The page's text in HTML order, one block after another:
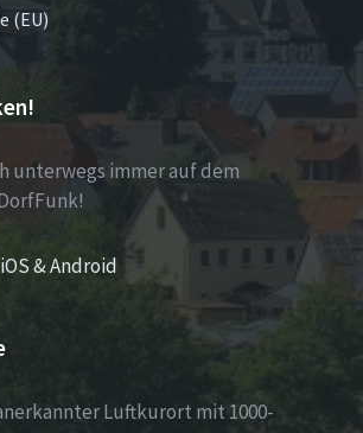
(EU)
unterwegs immer auf dem
& Android
Luftkurort mit 1000-